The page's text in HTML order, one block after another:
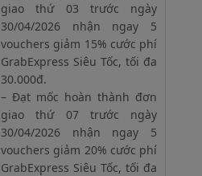
giao thứ 03 trước ngày
30/04/2026 nhận ngay 5
vouchers giảm 15% cước phí
GrabExpress Siêu Tốc, tối đa
30.000đ.
– Đạt mốc hoàn thành đơn
giao thứ 07 trước ngày
30/04/2026 nhận ngay 5
vouchers giảm 20% cước phí
GrabExpress Siêu Tốc, tối đa